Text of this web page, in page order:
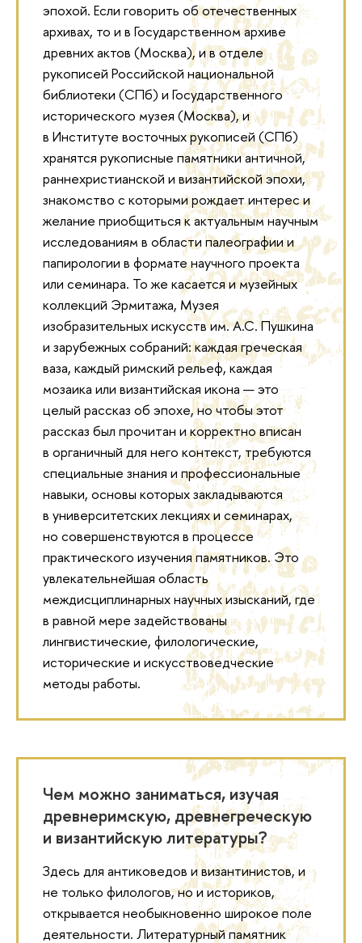
эпохой. Если говорить об отечественных
архивах, то и в Государственном архиве
древних актов (Москва), и в отделе
рукописей Российской национальной
библиотеки (СПб) и Государственного
исторического музея (Москва), и
в Институте восточных рукописей (СПб)
хранятся рукописные памятники античной,
раннехристианской и византийской эпохи,
знакомство с которыми рождает интерес и
желание приобщиться к актуальным научным
исследованиям в области палеографии и
папирологии в формате научного проекта
или семинара. То же касается и музейных
коллекций Эрмитажа, Музея
изобразительных искусств им. А.С. Пушкина
и зарубежных собраний: каждая греческая
ваза, каждый римский рельеф, каждая
мозаика или византийская икона — это
целый рассказ об эпохе, но чтобы этот
рассказ был прочитан и корректно вписан
в органичный для него контекст, требуются
специальные знания и профессиональные
навыки, основы которых закладываются
в университетских лекциях и семинарах,
но совершенствуются в процессе
практического изучения памятников. Это
увлекательнейшая область
междисциплинарных научных изысканий, где
в равной мере задействованы
лингвистические, филологические,
исторические и искусствоведческие
методы работы.
Чем можно заниматься, изучая
древнеримскую, древнегреческую
и византийскую литературы?
Здесь для антиковедов и византинистов, и
не только филологов, но и историков,
открывается необыкновенно широкое поле
деятельности. Литературный памятник